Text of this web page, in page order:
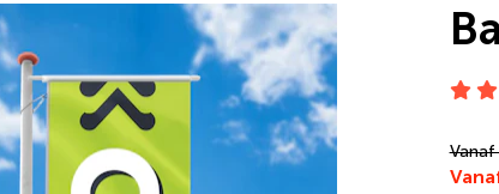
Vanaf